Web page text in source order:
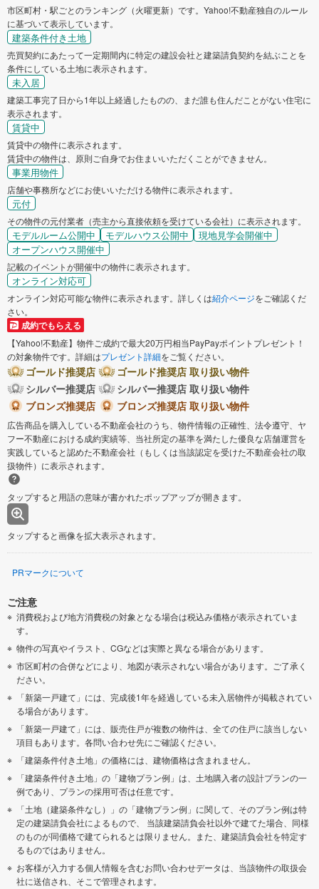
市区町村・駅ごとのランキング（火曜更新）です。Yahoo!不動産独自のルール
に基づいて表示しています。
建築条件付き土地
売買契約にあたって一定期間内に特定の建設会社と建築請負契約を結ぶことを
条件にしている土地に表示されます。
未入居
建築工事完了日から1年以上経過したものの、まだ誰も住んだことがない住宅に
表示されます。
賃貸中
賃貸中の物件に表示されます。
賃貸中の物件は、原則ご自身でお住まいいただくことができません。
事業用物件
店舗や事務所などにお使いいただける物件に表示されます。
元付
その物件の元付業者（売主から直接依頼を受けている会社）に表示されます。
モデルルーム公開中 モデルハウス公開中
現地見学会開催中
オープンハウス開催中
記載のイベントが開催中の物件に表示されます。
オンライン対応可
オンライン対応可能な物件に表示されます。詳しくは紹介ページをご確認くだ
さい。
成約でもらえる
【Yahoo!不動産】物件ご成約で最大20万円相当PayPayポイントプレゼント！
の対象物件です。詳細はプレゼント詳細をご覧ください。
ゴールド推奨店
ゴールド推奨店 取り扱い物件
シルバー推奨店
シルバー推奨店 取り扱い物件
ブロンズ推奨店
ブロンズ推奨店 取り扱い物件
広告商品を購入している不動産会社のうち、物件情報の正確性、法令遵守、ヤ
フー不動産における成約実績等、当社所定の基準を満たした優良な店舗運営を
実践していると認めた不動産会社（もしくは当該認定を受けた不動産会社の取
扱物件）に表示されます。
タップすると用語の意味が書かれたポップアップが開きます。
タップすると画像を拡大表示されます。
PRマークについて
ご注意
消費税および地方消費税の対象となる場合は税込み価格が表示されていま
す。
物件の写真やイラスト、CGなどは実際と異なる場合があります。
市区町村の合併などにより、地図が表示されない場合があります。ご了承く
ださい。
「新築一戸建て」には、完成後1年を経過している未入居物件が掲載されてい
る場合があります。
「新築一戸建て」には、販売住戸が複数の物件は、全ての住戸に該当しない
項目もあります。各問い合わせ先にご確認ください。
「建築条件付き土地」の価格には、建物価格は含まれません。
「建築条件付き土地」の「建物プラン例」は、土地購入者の設計プランの一
例であり、プランの採用可否は任意です。
「土地（建築条件なし）」の「建物プラン例」に関して、そのプラン例は特
定の建築請負会社によるもので、 当該建築請負会社以外で建てた場合、同様
のものが同価格で建てられるとは限りません。また、建築請負会社を特定す
るものではありません。
お客様が入力する個人情報を含むお問い合わせデータは、当該物件の取扱会
社に送信され、そこで管理されます。